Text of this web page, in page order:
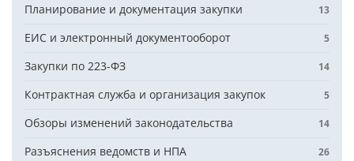
Планирование и документация закупки 13
ЕИС и электронный документооборот 5
Закупки по 223-ФЗ 14
Контрактная служба и организация закупок 5
Обзоры изменений законодательства 14
Разъяснения ведомств и НПА 26